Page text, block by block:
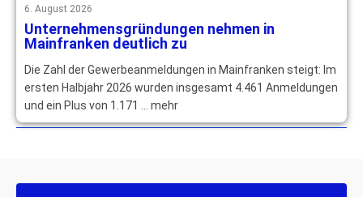
6. August 2026
Unternehmensgründungen nehmen in
Mainfranken deutlich zu
Die Zahl der Gewerbeanmeldungen in Mainfranken steigt: Im
ersten Halbjahr 2026 wurden insgesamt 4.461 Anmeldungen
und ein Plus von 1.171 … mehr